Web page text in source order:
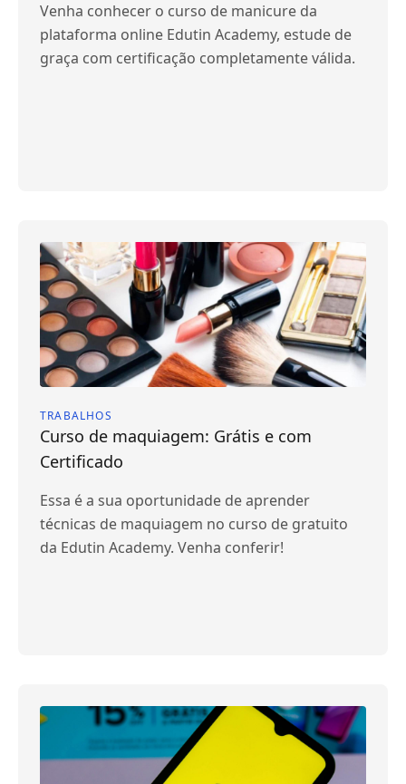
Venha conhecer o curso de manicure da
plataforma online Edutin Academy, estude de
graça com certificação completamente válida.
TRABALHOS
Curso de maquiagem: Grátis e com
Certificado
Essa é a sua oportunidade de aprender
técnicas de maquiagem no curso de gratuito
da Edutin Academy. Venha conferir!